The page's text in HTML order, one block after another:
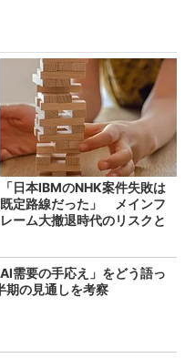
「日本IBMのNHK案件失敗は
既定路線だった」 メインフ
レーム大撤退時代のリスクと
需要の手応え」をどう語っ
の見通しを考察